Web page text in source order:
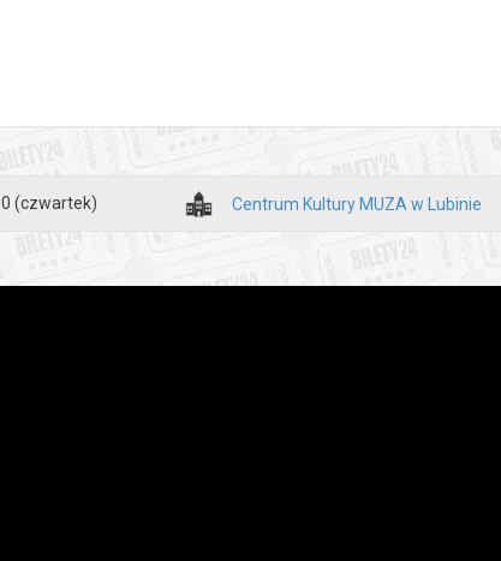
(czwartek) Centrum Kultury MUZA w Lubinie